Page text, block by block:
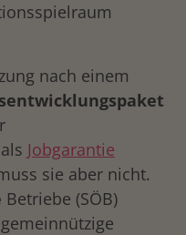
nach einem
Jobgarantie
sie aber nicht.
Betriebe (SÖB)